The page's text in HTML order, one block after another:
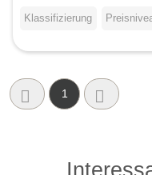
Klassifizierung
1